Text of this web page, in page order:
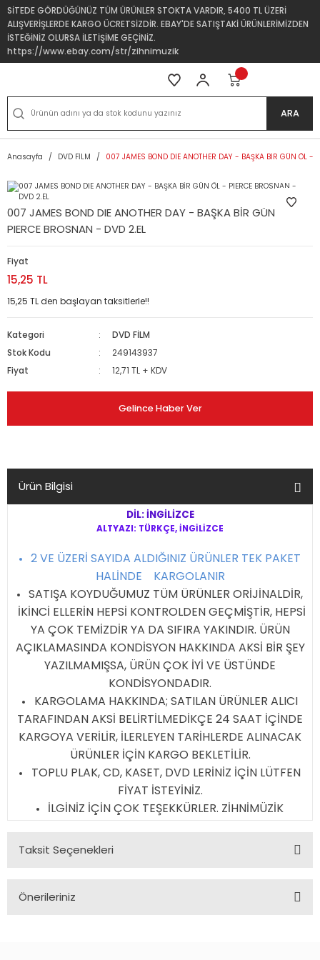
SİTEDE GÖRDÜĞÜNÜZ TÜM ÜRÜNLER STOKTA VARDIR, 5400 TL ÜZERİ
ALIŞVERİŞLERDE KARGO ÜCRETSİZDİR. EBAY'DE SATIŞTAKİ ÜRÜNLERİMİZDEN
İSTEĞİNİZ OLURSA İLETİŞİME GEÇİNİZ.
https://www.ebay.com/str/zihnimuzik
ARA
Anasayfa DVD FİLM 007 JAMES BOND DIE ANOTHER DAY - BAŞKA BİR GÜN ÖL -
007 JAMES BOND DIE ANOTHER DAY - BAŞKA BİR GÜN ÖL -
PIERCE BROSNAN - DVD 2.EL
Fiyat
15,25 TL
15,25 TL den başlayan taksitlerle!!
Kategori
DVD FİLM
Stok Kodu
249143937
Fiyat
12,71 TL + KDV
Gelince Haber Ver
Ürün Bilgisi
DİL: İNGİLİZCE
ALTYAZI: TÜRKÇE, İNGİLİZCE
2 VE ÜZERİ SAYIDA ALDIĞINIZ ÜRÜNLER TEK PAKET
HALİNDE KARGOLANIR
SATIŞA KOYDUĞUMUZ TÜM ÜRÜNLER ORİJİNALDİR,
İKİNCİ ELLERİN HEPSİ KONTROLDEN GEÇMİŞTİR, HEPSİ
YA ÇOK TEMİZDİR YA DA SIFIRA YAKINDIR. ÜRÜN
AÇIKLAMASINDA KONDİSYON HAKKINDA AKSİ BİR ŞEY
YAZILMAMIŞSA, ÜRÜN ÇOK İYİ VE ÜSTÜNDE
KONDİSYONDADIR.
KARGOLAMA HAKKINDA; SATILAN ÜRÜNLER ALICI
TARAFINDAN AKSİ BELİRTİLMEDİKÇE 24 SAAT İÇİNDE
KARGOYA VERİLİR, İLERLEYEN TARİHLERDE ALINACAK
ÜRÜNLER İÇİN KARGO BEKLETİLİR.
TOPLU PLAK, CD, KASET, DVD LERİNİZ İÇİN LÜTFEN
FİYAT İSTEYİNİZ.
İLGİNİZ İÇİN ÇOK TEŞEKKÜRLER. ZİHNİMÜZİK
Taksit Seçenekleri
Önerileriniz